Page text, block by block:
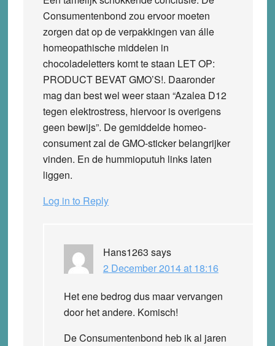
Consumentenbond zou ervoor moeten
zorgen dat op de verpakkingen van álle
homeopathische middelen in
chocoladeletters komt te staan LET OP:
PRODUCT BEVAT GMO’S!. Daaronder
mag dan best wel weer staan “Azalea D12
tegen elektrostress, hiervoor is overigens
geen bewijs”. De gemiddelde homeo-
consument zal de GMO-sticker belangrijker
vinden. En de hummioputuh links laten
liggen.
Log in to Reply
Hans1263 says
2 December 2014 at 18:16
Het ene bedrog dus maar vervangen
door het andere. Komisch!
De Consumentenbond heb ik al jaren